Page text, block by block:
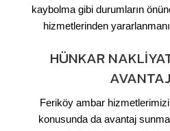
kaybolma gibi durumların
hizmetlerinden
HÜNKAR
Feriköy ambar
konusunda da avantaj